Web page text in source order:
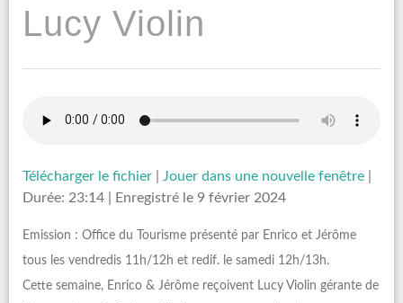
Lucy Violin
Télécharger le fichier Jouer dans une nouvelle fenêtre
Durée: 23:14
Enregistré le 9 février 2024
Emission : Office du Tourisme présenté par Enrico et Jérôme
tous les vendredis 11h/12h et redif. le samedi 12h/13h.
Cette semaine, Enrico & Jérôme reçoivent Lucy Violin gérante de